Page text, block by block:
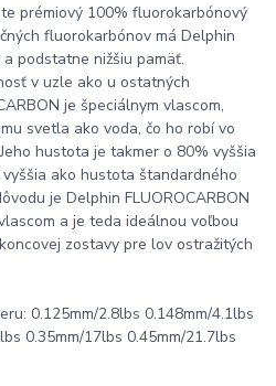
prémiový 100% fluorokarbónový
fluorokarbónov má Delphin
a podstatne nižšiu pamäť.
v uzle ako u ostatných
je špeciálnym vlascom,
svetla ako voda, čo ho robí vo
hustota je takmer o 80% vyššia
ako hustota štandardného
je Delphin FLUOROCARBON
a je teda ideálnou voľbou
zostavy pre lov ostražitých
0.125mm/2.8lbs 0.148mm/4.1lbs
0.35mm/17lbs 0.45mm/21.7lbs